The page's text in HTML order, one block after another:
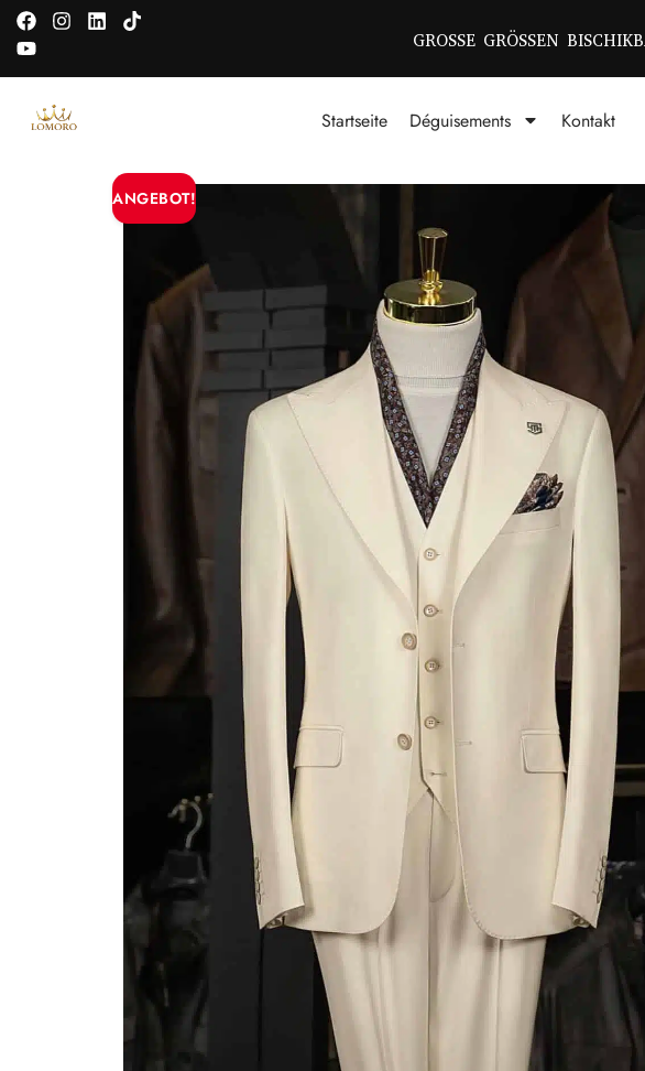
GROSSE GRÖSSEN
Startseite Déguisements Kontakt
ANGEBOT!